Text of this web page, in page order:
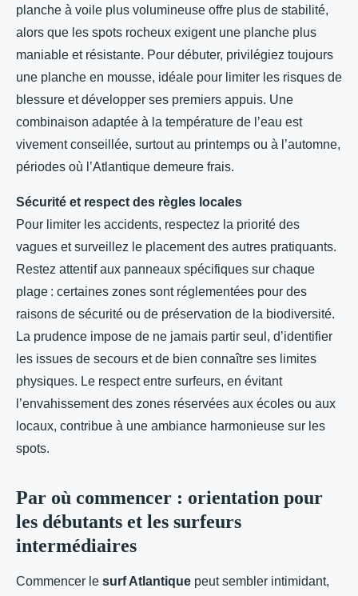
planche à voile plus volumineuse offre plus de stabilité,
alors que les spots rocheux exigent une planche plus
maniable et résistante. Pour débuter, privilégiez toujours
une planche en mousse, idéale pour limiter les risques de
blessure et développer ses premiers appuis. Une
combinaison adaptée à la température de l’eau est
vivement conseillée, surtout au printemps ou à l’automne,
périodes où l’Atlantique demeure frais.
Sécurité et respect des règles locales
Pour limiter les accidents, respectez la priorité des
vagues et surveillez le placement des autres pratiquants.
Restez attentif aux panneaux spécifiques sur chaque
plage : certaines zones sont réglementées pour des
raisons de sécurité ou de préservation de la biodiversité.
La prudence impose de ne jamais partir seul, d’identifier
les issues de secours et de bien connaître ses limites
physiques. Le respect entre surfeurs, en évitant
l’envahissement des zones réservées aux écoles ou aux
locaux, contribue à une ambiance harmonieuse sur les
spots.
Par où commencer : orientation pour
les débutants et les surfeurs
intermédiaires
Commencer le surf Atlantique peut sembler intimidant,